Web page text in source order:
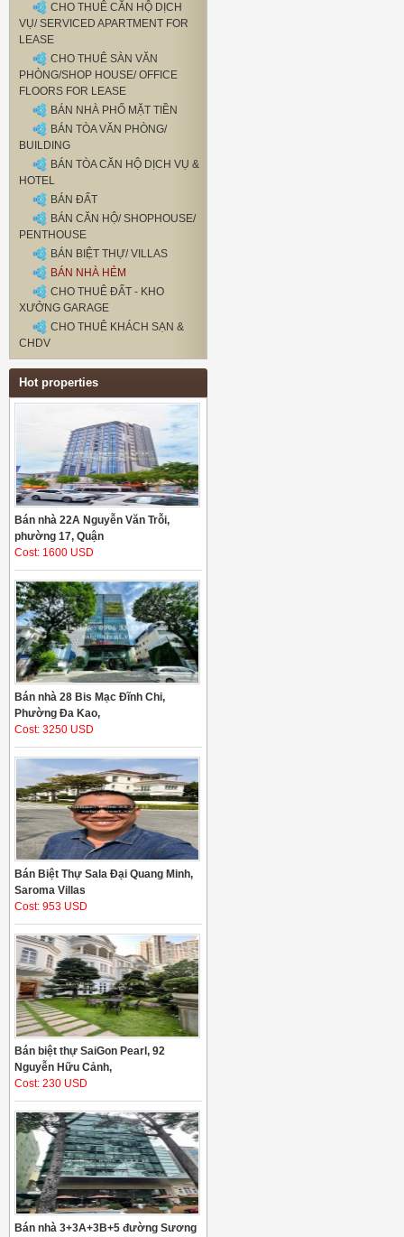
CHO THUÊ CĂN HỘ DỊCH
VỤ/ SERVICED APARTMENT FOR
LEASE
CHO THUÊ SÀN VĂN
PHÒNG/SHOP HOUSE/ OFFICE
FLOORS FOR LEASE
BÁN NHÀ PHỐ MẶT TIỀN
BÁN TÒA VĂN PHÒNG/
BUILDING
BÁN TÒA CĂN HỘ DỊCH VỤ &
HOTEL
BÁN ĐẤT
BÁN CĂN HỘ/ SHOPHOUSE/
PENTHOUSE
BÁN BIỆT THỰ/ VILLAS
BÁN NHÀ HẺM
CHO THUÊ ĐẤT - KHO
XƯỞNG GARAGE
CHO THUÊ KHÁCH SẠN &
CHDV
Hot properties
Bán nhà 22A Nguyễn Văn Trỗi,
phường 17, Quận
Cost: 1600 USD
Bán nhà 28 Bis Mạc Đĩnh Chi,
Phường Đa Kao,
Cost: 3250 USD
Bán Biệt Thự Sala Đại Quang Minh,
Saroma Villas
Cost: 953 USD
Bán biệt thự SaiGon Pearl, 92
Nguyễn Hữu Cảnh,
Cost: 230 USD
Bán nhà 3+3A+3B+5 đường Sương